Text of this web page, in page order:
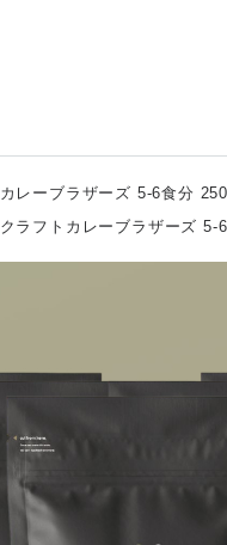
レーブラザーズ 5-6食分
クラフトカレーブラザーズ 5-